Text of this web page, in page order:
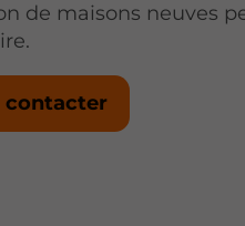
de maisons neuves
contacter